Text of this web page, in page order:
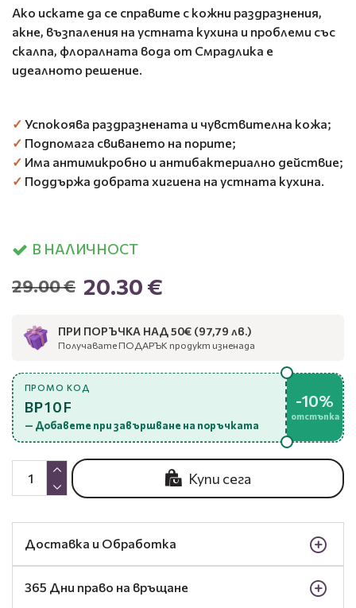
Ако искате да се справите с кожни раздразнения,
акне, възпаления на устната кухина и проблеми със
скалпа, флоралната вода от Смрадлика е
идеалното решение.
✓ Успокоява раздразнената и чувствителна кожа;
✓ Подпомага свиването на порите;
✓ Има антимикробно и антибактериално действие;
✓ Поддържа добрата хигиена на устната кухина.
В НАЛИЧНОСТ
20.30 €
29.00 €
Купи сега
ПРИ ПОРЪЧКА НАД 50€ (97,79 лв.)
Получавате ПОДАРЪК продукт изненада
ПРОМО КОД
BP10F
— Добавете при завършване на поръчката
-10%
отстъпка
Доставка и Обработка
365 Дни право на връщане